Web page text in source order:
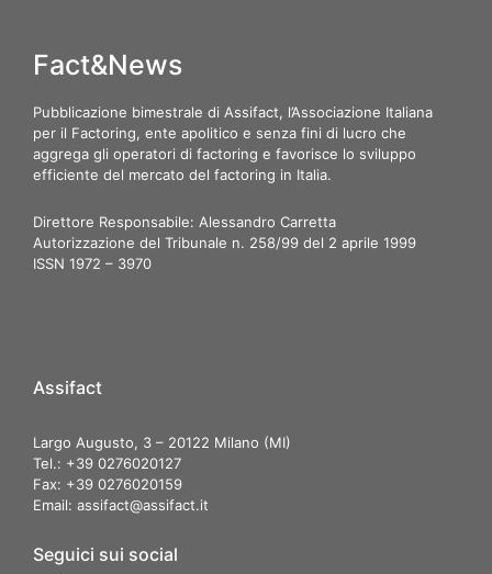
Fact&News
Pubblicazione bimestrale di Assifact, l’Associazione Italiana
per il Factoring, ente apolitico e senza fini di lucro che
aggrega gli operatori di factoring e favorisce lo sviluppo
efficiente del mercato del factoring in Italia.
Direttore Responsabile: Alessandro Carretta
Autorizzazione del Tribunale n. 258/99 del 2 aprile 1999
ISSN 1972 – 3970
Assifact
Largo Augusto, 3 – 20122 Milano (MI)
Tel.: +39 0276020127
Fax: +39 0276020159
Email: assifact@assifact.it
Seguici sui social